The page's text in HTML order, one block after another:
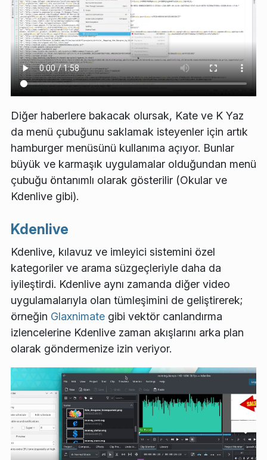
Diğer haberlere bakacak olursak, Kate ve K Yaz
da menü çubuğunu saklamak isteyenler için artık
hamburger menüsünü kullanıma açıyor. Bunlar
büyük ve karmaşık uygulamalar olduğundan menü
çubuğu öntanımlı olarak gösterilir (Okular ve
Kdenlive gibi).
Kdenlive
Kdenlive, kılavuz ve imleyici sistemini özel
kategoriler ve arama süzgeçleriyle daha da
iyileştirdi. Kdenlive aynı zamanda diğer video
uygulamalarıyla olan tümleşimini de geliştirerek;
örneğin Glaxnimate gibi vektör canlandırma
izlencelerine Kdenlive zaman akışlarını arka plan
olarak göndermenize izin veriyor.